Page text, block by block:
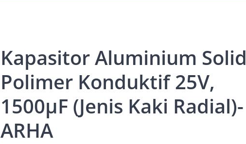
Kapasitor Aluminium Solid
Polimer Konduktif 25V,
1500μF (Jenis Kaki Radial)-
ARHA